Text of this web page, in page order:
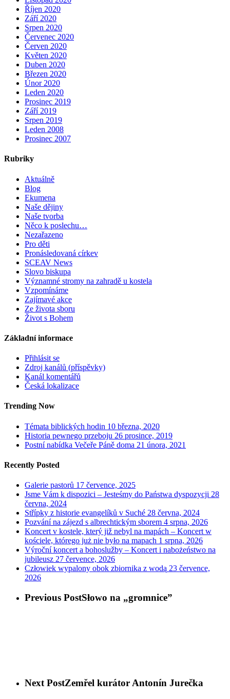
Říjen 2020
Září 2020
Srpen 2020
Červenec 2020
Červen 2020
Květen 2020
Duben 2020
Březen 2020
Únor 2020
Leden 2020
Prosinec 2019
Září 2019
Srpen 2019
Leden 2008
Prosinec 2007
Rubriky
Aktuálně
Blog
Ekumena
Naše dějiny
Naše tvorba
Něco k poslechu…
Nezařazeno
Pro děti
Pronásledovaná církev
SCEAV News
Slovo biskupa
Významné stromy na zahradě u kostela
Vzpomínáme
Zajímavé akce
Ze života sboru
Život s Bohem
Základní informace
Přihlásit se
Zdroj kanálů (příspěvky)
Kanál komentářů
Česká lokalizace
Trending Now
Témata biblických hodin 10 března, 2020
Historia pewnego przeboju 26 prosince, 2019
Postní nabídka Večeře Páně doma 21 února, 2021
Recently Posted
Galerie pastorů 17 července, 2025
Jsme Vám k dispozici – Jesteśmy do Państwa dyspozycji 28
června, 2024
Střípky z historie evangelíků v Suché 28 června, 2024
Pozvání na zájezd s albrechtickým sborem 4 srpna, 2026
Koncert v kostele, který již nebyl na mapách – Koncert w
kościele, którego już nie było na mapach 1 srpna, 2026
Výroční koncert a bohoslužby – Koncert i nabożeństwo na
jubileusz 27 července, 2026
Człowiek wypalony obok zbiornika z wodą 23 července,
2026
Previous PostSłowo na „gromnice”
Next PostZemřel kurátor Antonín Jurečka